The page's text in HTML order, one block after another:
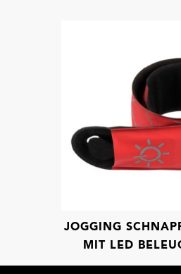
JOGGING
MIT LED